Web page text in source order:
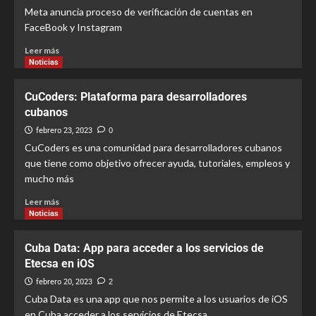
Meta anuncia proceso de verificación de cuentas en
FaceBook y Instagram
Leer más
Noticias
CuCoders: Plataforma para desarrolladores
cubanos
febrero 23, 2023 0
CuCoders es una comunidad para desarrolladores cubanos
que tiene como objetivo ofrecer ayuda, tutoriales, empleos y
mucho más
Leer más
Noticias
Cuba Data: App para acceder a los servicios de
Etecsa en iOS
febrero 20, 2023 2
Cuba Data es una app que nos permite a los usuarios de iOS